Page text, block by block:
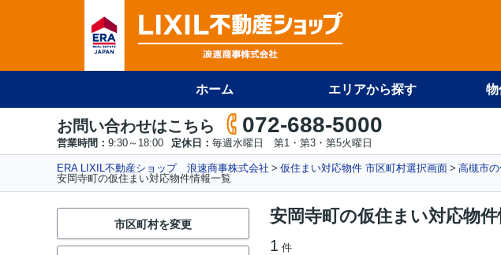
ホーム エリアから探す 物
お問い合わせはこちら 072-688-5000
営業時間： 9:30～18:00 定休日： 毎週水曜日 第1・第3・第5火曜日
ERA LIXIL不動産ショップ 浪速商事株式会社 仮住まい対応物件 市区町村選択画面 高槻市
安岡寺町の仮住まい対応物件情報一覧
安岡寺町の仮住まい対応物
1 件
市区町村を変更